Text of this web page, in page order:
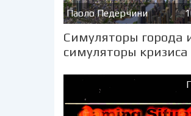
Паоло Педерчини
Симуляторы города
симуляторы кризиса